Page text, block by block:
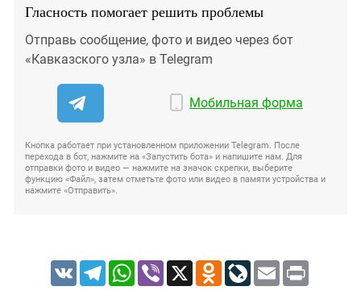
Гласность помогает решить проблемы
Отправь сообщение, фото и видео через бот
«Кавказского узла» в Telegram
Мобильная форма
Кнопка работает при установленном приложении Telegram. После
перехода в бот, нажмите на «Запустить бота» и напишите нам. Для
отправки фото и видео — нажмите на значок скрепки, выберите
функцию «Файл», затем отметьте фото или видео в памяти устройства и
нажмите «Отправить».
VK TelegramWhatsApp
Viber X Odnoklassniki
LiveJournal
Email Print